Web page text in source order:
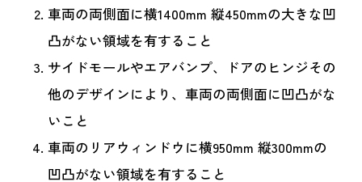
車両の両側面に横1400mm 縦450mmの大きな凹
凸がない領域を有すること
サイドモールやエアバンプ、ドアのヒンジその
他のデザインにより、車両の両側面に凹凸がな
いこと
車両のリアウィンドウに横950mm 縦300mmの
凹凸がない領域を有すること